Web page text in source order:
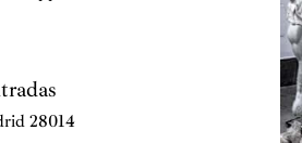
con los semiﬁnalistas en el
28014